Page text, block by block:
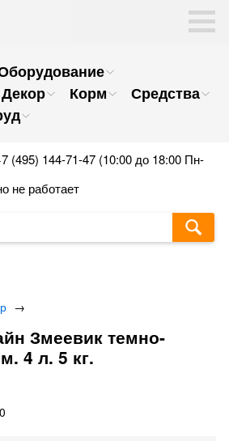
Декор Корм
Средства
(495) 144-71-47 (10:00 до 18:00 Пн-
не работает
→
Змеевик темно-
4 л. 5 кг.
0